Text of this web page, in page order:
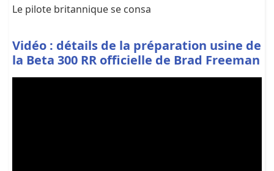
Le pilote britannique se consa
Vidéo : détails de la préparation usine de
la Beta 300 RR officielle de Brad Freeman